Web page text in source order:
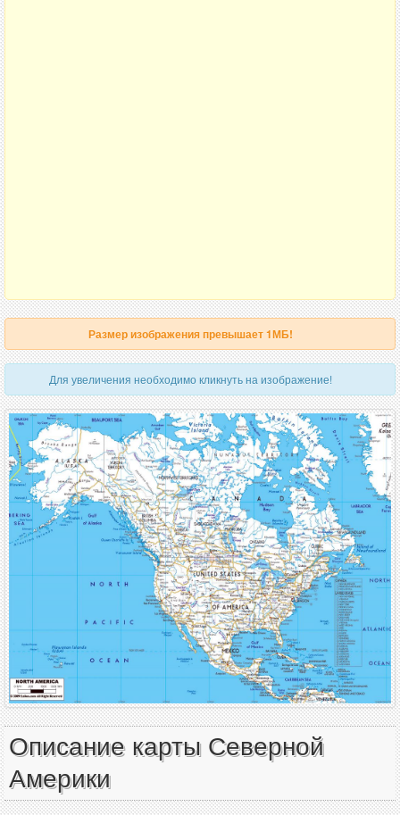
Размер изображения превышает 1МБ!
Для увеличения необходимо кликнуть на изображение!
Описание карты Северной
Америки